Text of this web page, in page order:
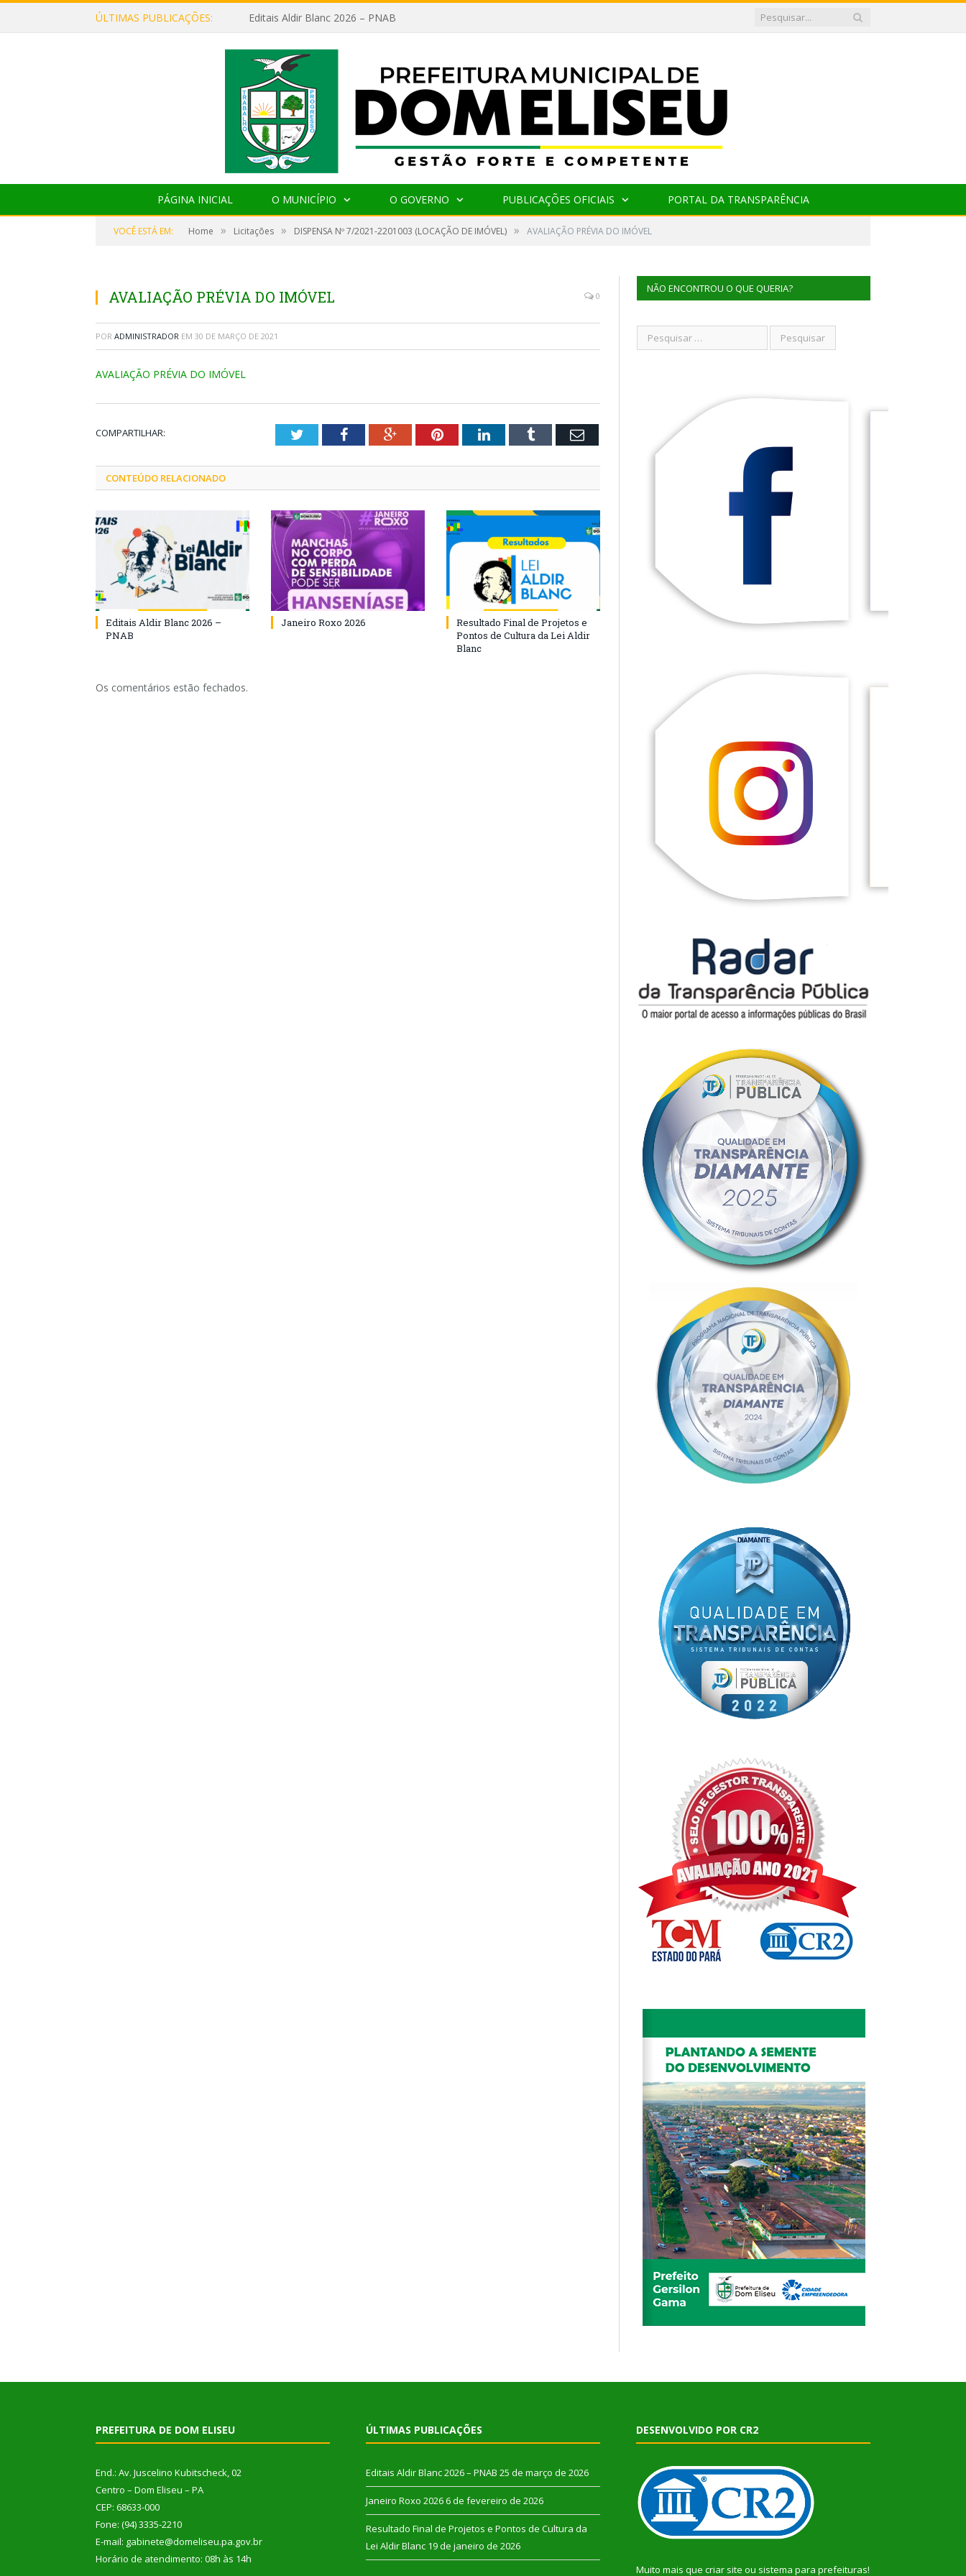
ÚLTIMAS PUBLICAÇÕES: Editais Aldir Blanc 2026 – PNAB
PÁGINA INICIAL O MUNICÍPIO O GOVERNO PUBLICAÇÕES OFICIAIS PORTAL DA TRANSPARÊNCIA
VOCÊ ESTÁ EM: Home » Licitações » DISPENSA Nº 7/2021-2201003 (LOCAÇÃO DE IMÓVEL) » AVALIAÇÃO PRÉVIA DO IMÓVEL
AVALIAÇÃO PRÉVIA DO IMÓVEL 0
POR ADMINISTRADOR EM 30 DE MARÇO DE 2021
AVALIAÇÃO PRÉVIA DO IMÓVEL
COMPARTILHAR: TwitterFacebookGoogle+PinterestLinkedInTumblr Email
CONTEÚDO RELACIONADO
Editais Aldir Blanc 2026 –
PNAB
Janeiro Roxo 2026
Resultado Final de Projetos e
Pontos de Cultura da Lei Aldir
Blanc
Os comentários estão fechados.
NÃO ENCONTROU O QUE QUERIA?
PREFEITURA DE DOM ELISEU
End.: Av. Juscelino Kubitscheck, 02
Centro – Dom Eliseu – PA
CEP: 68633-000
Fone: (94) 3335-2210
E-mail: gabinete@domeliseu.pa.gov.br
Horário de atendimento: 08h às 14h
ÚLTIMAS PUBLICAÇÕES
Editais Aldir Blanc 2026 – PNAB 25 de março de 2026
Janeiro Roxo 2026 6 de fevereiro de 2026
Resultado Final de Projetos e Pontos de Cultura da
Lei Aldir Blanc 19 de janeiro de 2026
DESENVOLVIDO POR CR2
Muito mais que criar site ou sistema para prefeituras!